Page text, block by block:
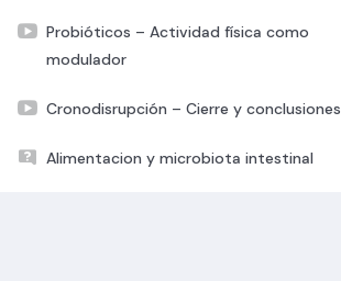
Probióticos – Actividad física como
modulador
Cronodisrupción – Cierre y conclusiones
Alimentacion y microbiota intestinal